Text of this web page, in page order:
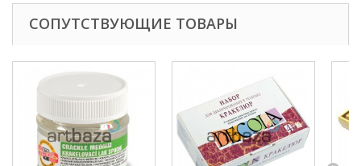
СОПУТСТВУЮЩИЕ ТОВАРЫ